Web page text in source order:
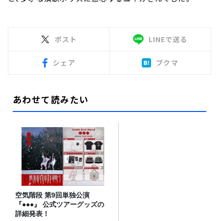
ポスト LINEで送る
シェア ブクマ
あわせて読みたい
空気階段 第9回単独公演
『●●●』 公式ツアーグッズの
詳細発表！